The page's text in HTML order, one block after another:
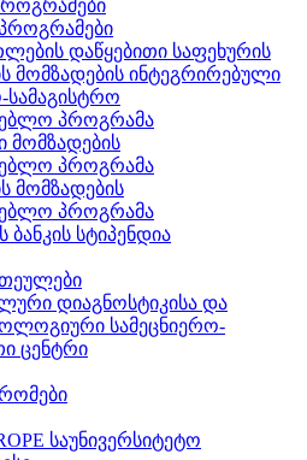
დაწყებითი საფეხურის
მომზადების ინტეგრირებული
სამაგისტრო
პროგრამა
მომზადების
პროგრამა
მომზადების
პროგრამა
სტიპენდია
დიაგნოსტიკისა და
სამეცნიერო-
ცენტრი
საუნივერსიტეტო